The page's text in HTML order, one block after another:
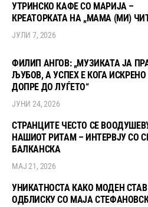
УТРИНСКО КАФЕ СО МАРИЈА –
КРЕАТОРКАТА НА „МАМА (МИ)
ЈУЛИ 7, 2026
ФИЛИП АНГОВ: „МУЗИКАТА ЈА
ЉУБОВ, А УСПЕХ Е КОГА ИСКРЕНО
ДОПРЕ ДО ЛУЃЕТО“
ЈУНИ 24, 2026
СТРАНЦИТЕ ЧЕСТО СЕ
НАШИОТ РИТАМ – ИНТЕРВЈУ СО
БАЛКАНСКА
МАЈ 21, 2026
УНИКАТНОСТА КАКО МОДЕН СТАВ
ОДБЛИСКУ СО МАЈА